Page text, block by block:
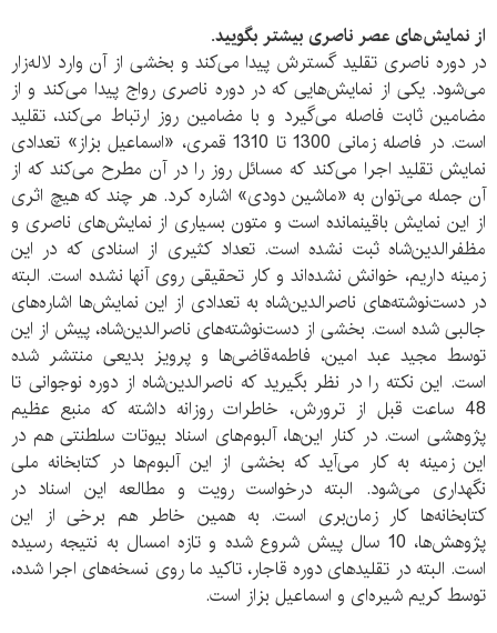
از نمایش‌های عصر ناصری بیشتر بگویید.
در دوره ناصری تقلید گسترش پیدا می‌کند و بخشی از آن وارد لاله‌زار
می‌شود. یکی از نمایش‌هایی که در دوره ناصری رواج پیدا می‌کند و از
مضامین ثابت فاصله می‌گیرد و با مضامین روز ارتباط می‌کند، تقلید
است. در فاصله زمانی 1300 تا 1310 قمری، «اسماعیل بزاز» تعدادی
نمایش تقلید اجرا می‌کند که مسائل روز را در آن مطرح می‌کند که از
آن جمله می‌توان به «ماشین دودی» اشاره کرد. هر چند که هیچ اثری
از این نمایش باقی‎نمانده است و متون بسیاری از نمایش‌های ناصری و
مظفرالدین‌شاه ثبت نشده است. تعداد کثیری از اسنادی که در این
زمینه داریم، خوانش نشده‌اند و کار تحقیقی روی آنها نشده است. البته
در دست‌نوشته‌های ناصرالدین‌شاه به تعدادی از این نمایش‌ها اشاره‌های
جالبی شده است. بخشی از دست‌نوشته‌های ناصرالدین‌شاه، پیش از این
توسط مجید عبد امین، فاطمه‌قاضی‌ها و پرویز بدیعی منتشر شده
است. این نکته را در نظر بگیرید که ناصرالدین‌شاه از دوره نوجوانی تا
48 ساعت قبل از ترورش، خاطرات روزانه داشته که منبع عظیم
پژوهشی است. در کنار این‌ها، آلبوم‌های اسناد بیوتات سلطنتی هم در
این زمینه به کار می‌آید که بخشی از این آلبوم‌ها در کتابخانه ملی
نگهداری می‌شود. البته درخواست رویت و مطالعه این اسناد در
کتابخانه‌ها کار زمان‌بری است. به همین خاطر هم برخی از این
پژوهش‌ها، 10 سال پیش شروع شده و تازه امسال به نتیجه رسیده
است. البته در تقلید‌‎‌های دوره قاجار، تاکید ما روی نسخه‌های اجرا شده،
توسط کریم شیره‌ای و اسماعیل بزاز است.